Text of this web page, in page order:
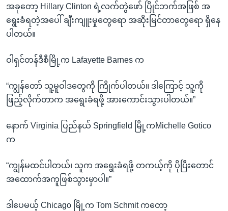
အခုတော့ Hillary Clinton ရဲ့လက်တွဲဖော် ပြိုင်ဘက်အဖြစ် အ
ရွေးခံရတဲ့အပေါ် ချီးကျူးမှုတွေရော အဆိုးမြင်တာတွေရော ရှိနေ
ပါတယ်။
ဝါရှင်တန်ဒီစီမြို့က Lafayette Barnes က
“ကျွန်တော် သူ့မူဝါဒတွေကို ကြိုက်ပါတယ်။ ဒါကြောင့် သူ့ကို
ဖြည့်လိုက်တာက အရွေးခံရဖို့ အားကောင်းသွားပါတယ်။”
နောက် Virginia ပြည်နယ် Springfield မြို့ကMichelle Gotico
က
“ကျွန်မထင်ပါတယ်၊ သူက အရွေးခံရဖို့ တကယ့်ကို ပိုပြီးတောင်
အထောက်အကူဖြစ်သွားမှာပါ။”
ဒါပေမယ့် Chicago မြို့က Tom Schmit ကတော့